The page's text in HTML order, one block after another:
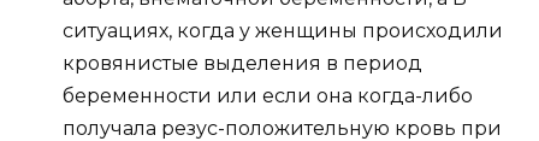
ситуациях, когда у женщины происходили
кровянистые выделения в период
беременности или если она когда-либо
получала резус-положительную кровь при